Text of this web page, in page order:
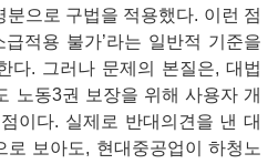
으로 구법을 적용했다. 이런 점
적용 불가’라는 일반적 기준을
다. 그러나 문제의 본질은, 대법
노동3권 보장을 위해 사용자 개
이다. 실제로 반대의견을 낸 대
로 보아도, 현대중공업이 하청노